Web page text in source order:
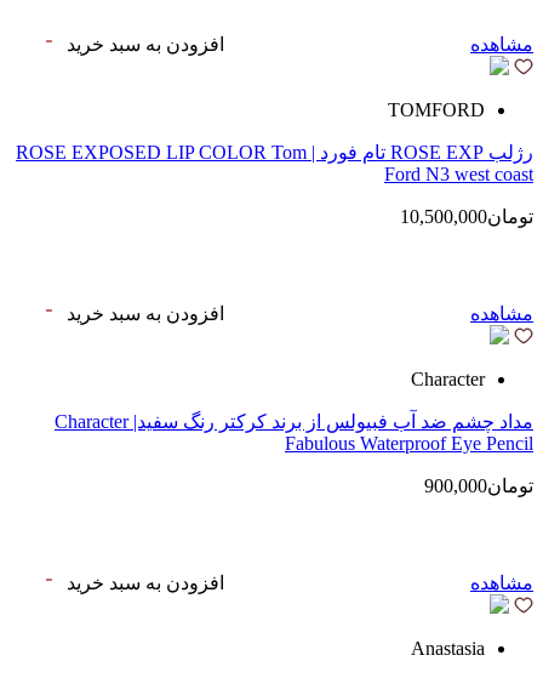
مشاهده افزودن به سبد خرید
TOMFORD
رژلب ROSE EXP تام فورد | ROSE EXPOSED LIP COLOR Tom
Ford N3 west coast
تومان10,500,000
مشاهده افزودن به سبد خرید
Character
مداد چشم ضد آب فبیولس از برند کرکتر رنگ سفید| Character
Fabulous Waterproof Eye Pencil
تومان900,000
مشاهده افزودن به سبد خرید
Anastasia